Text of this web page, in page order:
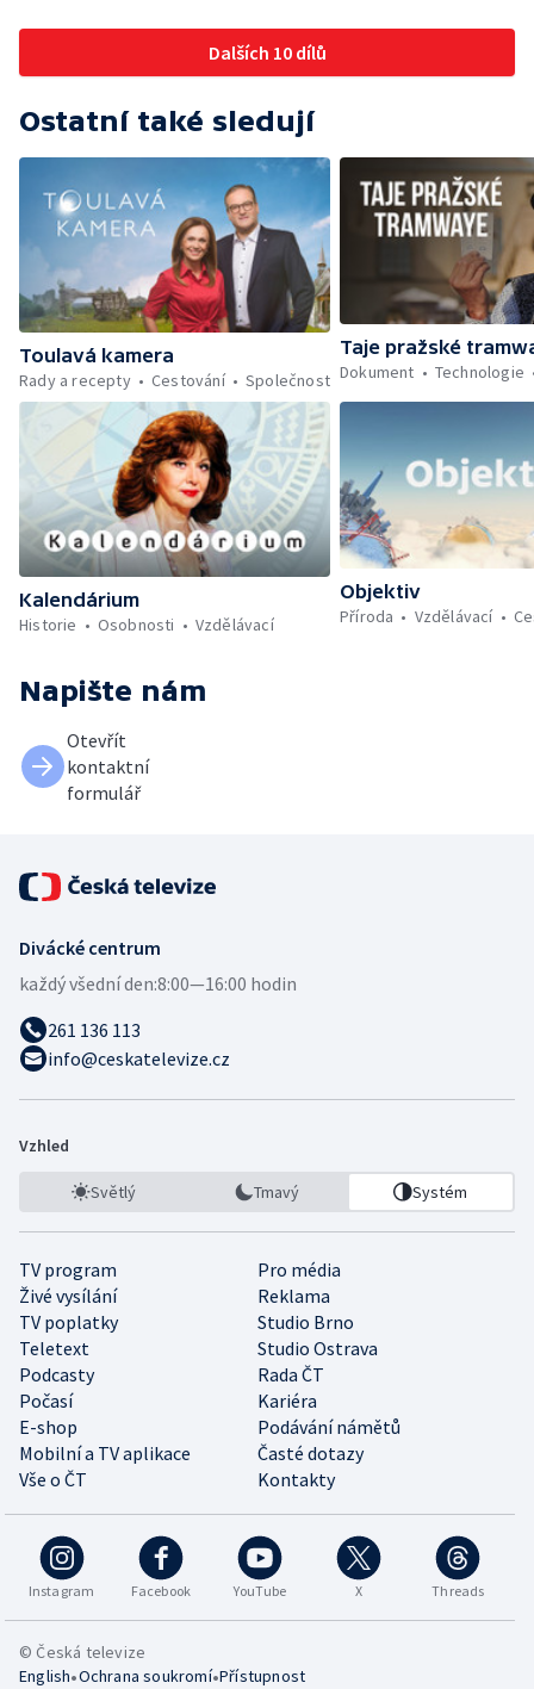
Dalších 10 dílů
Ostatní také sledují
Toulavá kamera
Rady a recepty
Cestování Společnost
Taje pražské
Dokument
Technologie
Kalendárium
Historie
Osobnosti Vzdělávací
Objektiv
Příroda
Vzdělávací
Napište nám
Otevřít
kontaktní
formulář
Divácké centrum
každý všední den:8:00—16:00 hodin
261 136 113
info@ceskatelevize.cz
Vzhled
Světlý Tmavý Systém
TV program
Pro média
Živé vysílání
Reklama
TV poplatky
Studio Brno
Teletext
Studio Ostrava
Podcasty
Rada ČT
Počasí
Kariéra
E-shop
Podávání námětů
Mobilní a TV aplikace
Časté dotazy
Vše o ČT
Kontakty
Instagram Facebook YouTube X Threads
© Česká televize
English•Ochrana soukromí•Přístupnost